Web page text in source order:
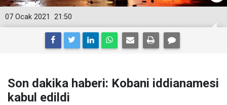
21:50
07 Ocak 2021
Son dakika haberi: Kobani iddianamesi
kabul edildi